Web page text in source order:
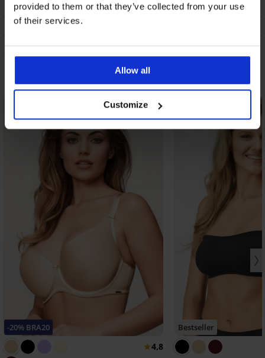
provided to them or that they’ve collected from your use
of their services.
Allow all
Customize
MENJAVA
VZDRŽEVANJE IN PRANJE
O ZNAMKI
Morda vam bo všeč
-20% BRA20
4,8
Bestseller